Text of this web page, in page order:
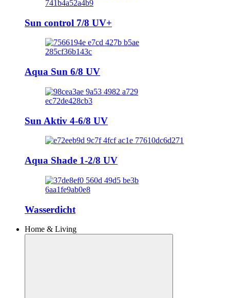
Sun control 7/8 UV+
Aqua Sun 6/8 UV
Sun Aktiv 4-6/8 UV
Aqua Shade 1-2/8 UV
Wasserdicht
Home & Living